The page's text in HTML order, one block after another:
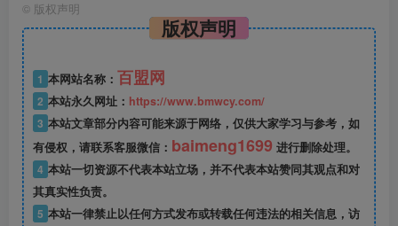
© 版权声明
版权声明
1 本网站名称： 百盟网
2 本站永久网址： https://www.bmwcy.com/
3 本站文章部分内容可能来源于网络，仅供大家学习与参考，如
有侵权，请联系客服微信： baimeng1699 进行删除处理。
4 本站一切资源不代表本站立场，并不代表本站赞同其观点和对
其真实性负责。
5 本站一律禁止以任何方式发布或转载任何违法的相关信息，访